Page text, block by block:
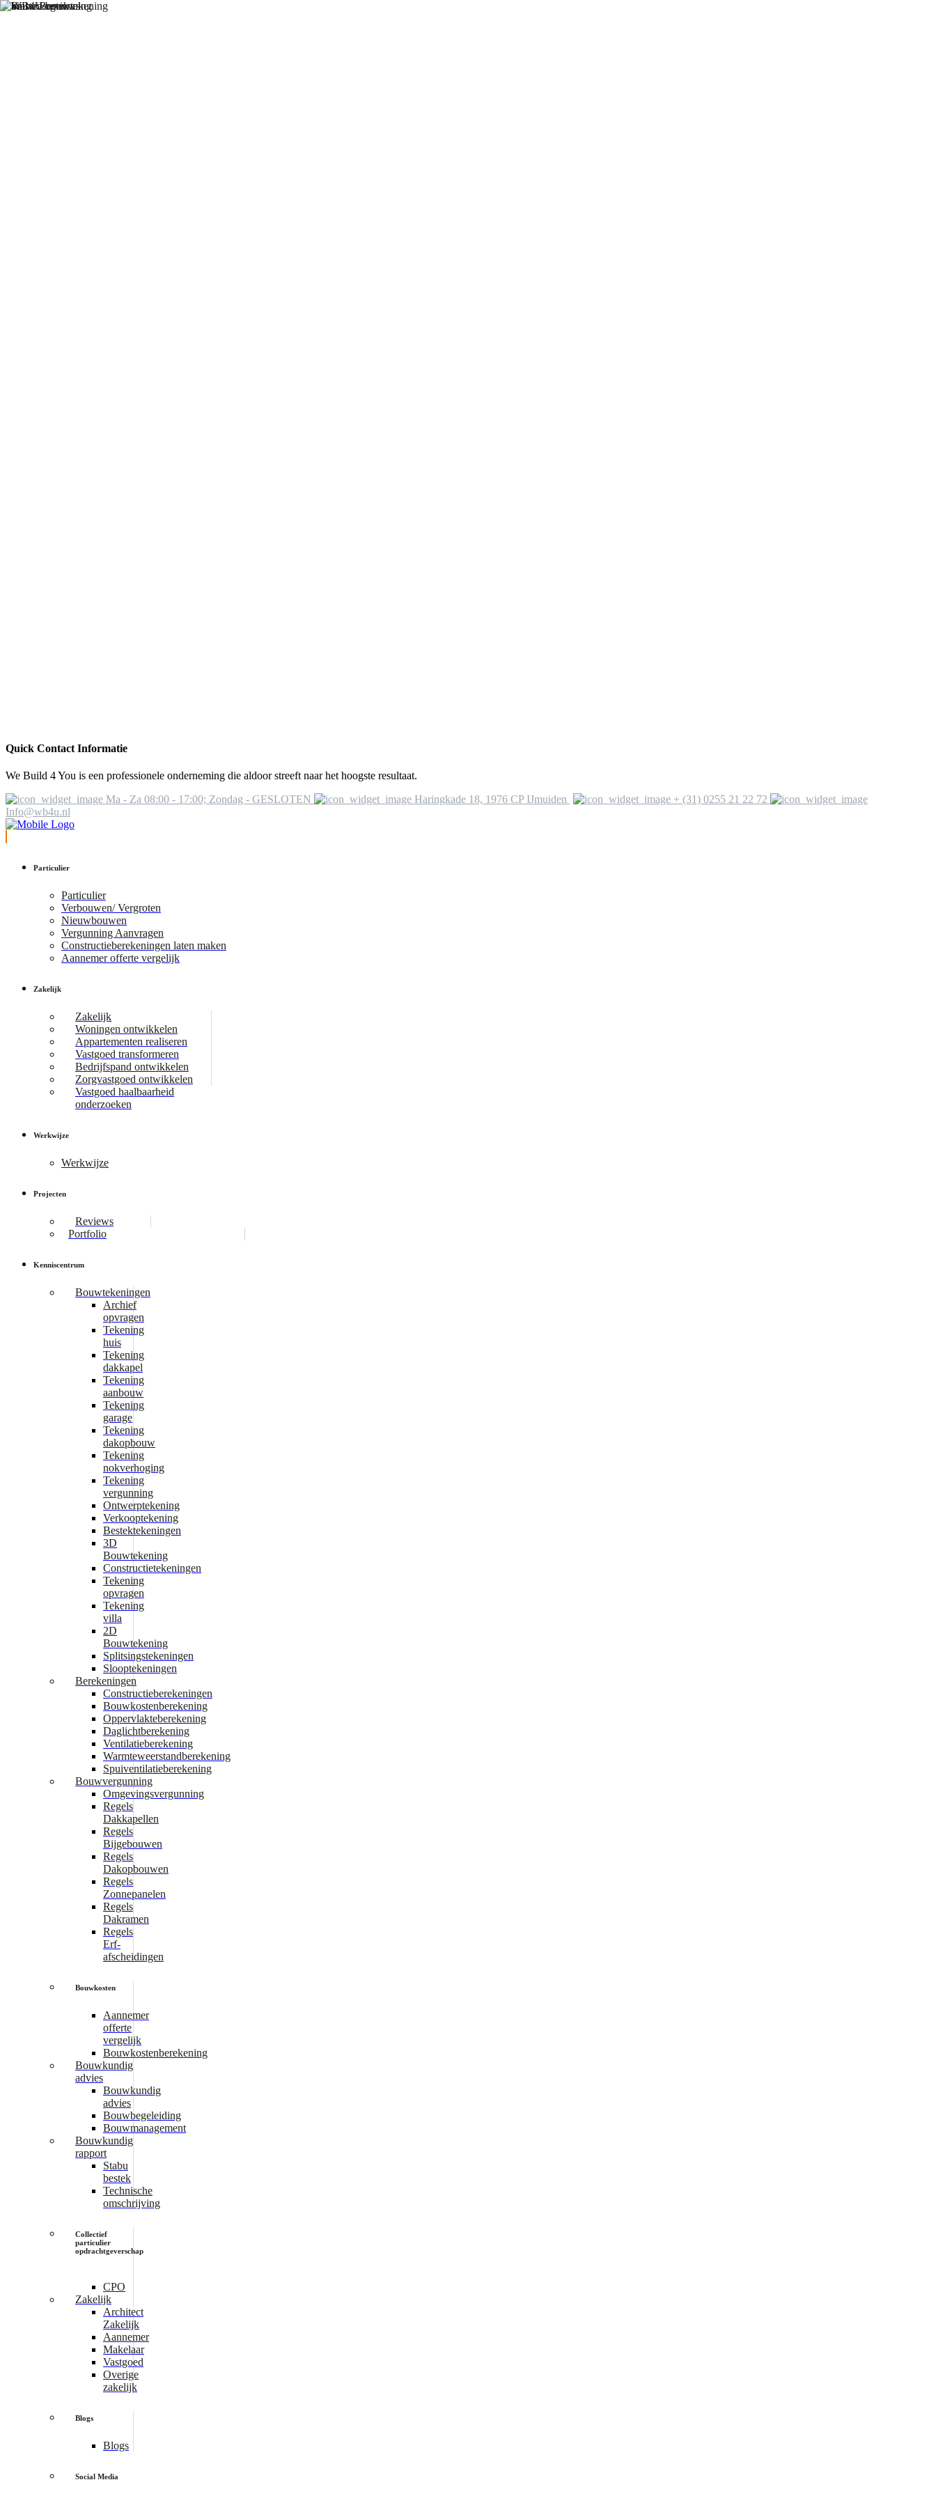
Quick Contact Informatie
We Build 4 You is een professionele onderneming die aldoor streeft naar het hoogste resultaat.
Ma - Za 08:00 - 17:00; Zondag - GESLOTEN
Haringkade 18, 1976 CP IJmuiden
+ (31) 0255 21 22 72
Info@wb4u.nl
Particulier
Particulier
Verbouwen/ Vergroten
Nieuwbouwen
Vergunning Aanvragen
Constructieberekeningen laten maken
Aannemer offerte vergelijk
Zakelijk
Zakelijk
Woningen ontwikkelen
Appartementen realiseren
Vastgoed transformeren
Bedrijfspand ontwikkelen
Zorgvastgoed ontwikkelen
Vastgoed haalbaarheid
onderzoeken
Werkwijze
Werkwijze
Projecten
Reviews
Portfolio
Kenniscentrum
Bouwtekeningen
Archief
opvragen
Tekening
huis
Tekening
dakkapel
Tekening
aanbouw
Tekening
garage
Tekening
dakopbouw
Tekening
nokverhoging
Tekening
vergunning
Ontwerptekening
Verkooptekening
Bestektekeningen
3D
Bouwtekening
Constructietekeningen
Tekening
opvragen
Tekening
villa
2D
Bouwtekening
Splitsingstekeningen
Slooptekeningen
Berekeningen
Constructieberekeningen
Bouwkostenberekening
Oppervlakteberekening
Daglichtberekening
Ventilatieberekening
Warmteweerstandberekening
Spuiventilatieberekening
Bouwvergunning
Omgevingsvergunning
Regels
Dakkapellen
Regels
Bijgebouwen
Regels
Dakopbouwen
Regels
Zonnepanelen
Regels
Dakramen
Regels
Erf-
afscheidingen
Bouwkosten
Aannemer
offerte
vergelijk
Bouwkostenberekening
Bouwkundig
advies
Bouwkundig
advies
Bouwbegeleiding
Bouwmanagement
Bouwkundig
rapport
Stabu
bestek
Technische
omschrijving
Collectief
particulier
opdrachtgeverschap
CPO
Zakelijk
Architect
Zakelijk
Aannemer
Makelaar
Vastgoed
Overige
zakelijk
Blogs
Blogs
Social Media